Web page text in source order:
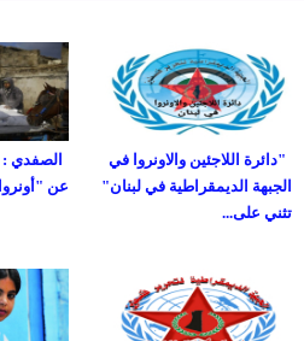
الصفدي :
عن
"دائرة اللاجئين والاونروا في
الجبهة الديمقراطية في لبنان"
تثني على...